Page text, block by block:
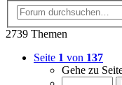
2739 Themen
Seite 1 von 137
Gehe zu